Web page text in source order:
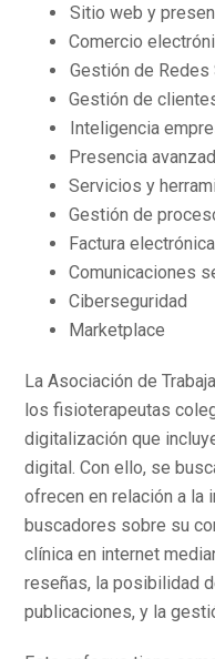
Sitio web y
Comercio
Gestión de Redes
Gestión de
Inteligencia
Presencia
Servicios y
Gestión de
Factura electrónica
Comunicaciones
Ciberseguridad
Marketplace
La Asociación de
los fisioterapeutas
digitalización que
digital. Con ello, se
ofrecen en relación a la
buscadores sobre su
clínica en internet
reseñas, la posibilidad
publicaciones, y la